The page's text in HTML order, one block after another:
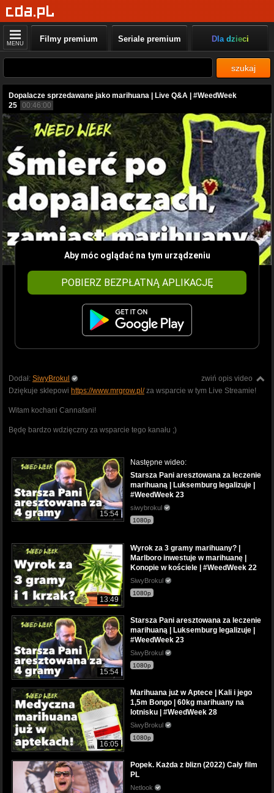
MENU Filmy premium Seriale premium Dla dzieci
szukaj
Dopalacze sprzedawane jako marihuana | Live Q&A | #WeedWeek
25 00:46:00
Aby móc oglądać na tym urządzeniu
POBIERZ BEZPŁATNĄ APLIKACJĘ
zwiń opis video
Dodał: SiwyBrokul
Dziękuje sklepowi https://www.mrgrow.pl/za wsparcie w tym Live Streamie!
Witam kochani Cannafani!
Będę bardzo wdzięczny za wsparcie tego kanału ;)
15:54
Następne wideo:
Starsza Pani aresztowana za leczenie
marihuaną | Luksemburg legalizuje |
#WeedWeek 23
siwybrokul
1080p
13:49
Wyrok za 3 gramy marihuany? |
Marlboro inwestuje w marihuanę |
Konopie w kościele | #WeedWeek 22
SiwyBrokul
1080p
15:54
Starsza Pani aresztowana za leczenie
marihuaną | Luksemburg legalizuje |
#WeedWeek 23
SiwyBrokul
1080p
16:05
Marihuana już w Aptece | Kali i jego
1,5m Bongo | 60kg marihuany na
lotnisku | #WeedWeek 28
SiwyBrokul
1080p
Popek. Każda z blizn (2022) Cały film
PL
Netlook